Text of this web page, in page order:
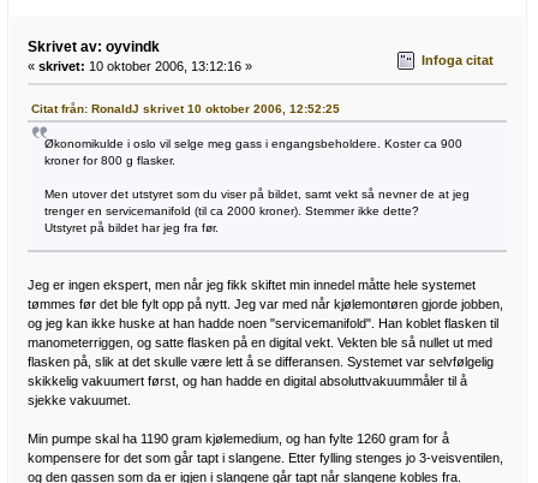
Skrivet av: oyvindk
« skrivet: 10 oktober 2006, 13:12:16 » Infoga citat
Citat från: RonaldJ skrivet 10 oktober 2006, 12:52:25
Økonomikulde i oslo vil selge meg gass i engangsbeholdere. Koster ca 900
kroner for 800 g flasker.
Men utover det utstyret som du viser på bildet, samt vekt så nevner de at jeg
trenger en servicemanifold (til ca 2000 kroner). Stemmer ikke dette?
Utstyret på bildet har jeg fra før.
Jeg er ingen ekspert, men når jeg fikk skiftet min innedel måtte hele systemet
tømmes før det ble fylt opp på nytt. Jeg var med når kjølemontøren gjorde jobben,
og jeg kan ikke huske at han hadde noen "servicemanifold". Han koblet flasken til
manometerriggen, og satte flasken på en digital vekt. Vekten ble så nullet ut med
flasken på, slik at det skulle være lett å se differansen. Systemet var selvfølgelig
skikkelig vakuumert først, og han hadde en digital absoluttvakuummåler til å
sjekke vakuumet.
Min pumpe skal ha 1190 gram kjølemedium, og han fylte 1260 gram for å
kompensere for det som går tapt i slangene. Etter fylling stenges jo 3-veisventilen,
og den gassen som da er igjen i slangene går tapt når slangene kobles fra.